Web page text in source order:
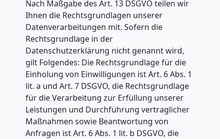
Nach Maßgabe des Art. 13 DSGVO teilen wir
Ihnen die Rechtsgrundlagen unserer
Datenverarbeitungen mit. Sofern die
Rechtsgrundlage in der
Datenschutzerklärung nicht genannt wird,
gilt Folgendes: Die Rechtsgrundlage für die
Einholung von Einwilligungen ist Art. 6 Abs. 1
lit. a und Art. 7 DSGVO, die Rechtsgrundlage
für die Verarbeitung zur Erfüllung unserer
Leistungen und Durchführung vertraglicher
Maßnahmen sowie Beantwortung von
Anfragen ist Art. 6 Abs. 1 lit. b DSGVO, die
Mann
LKW
Steyr
Kunsttransport